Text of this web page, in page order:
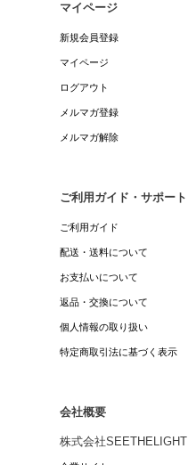
マイページ
新規会員登録
マイページ
ログアウト
メルマガ登録
メルマガ解除
ご利用ガイド・サポート
ご利用ガイド
配送・送料について
お支払いについて
返品・交換について
個人情報の取り扱い
特定商取引法に基づく表示
会社概要
株式会社SEETHELIGHT